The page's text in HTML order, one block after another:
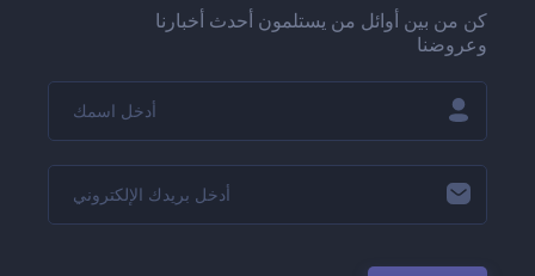
كن من بين أوائل من يستلمون أحدث أخبارنا
وعروضنا